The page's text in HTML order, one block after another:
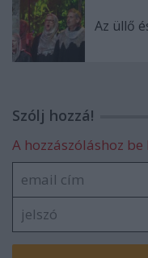
Az üllő
Szólj hozzá!
A hozzászóláshoz